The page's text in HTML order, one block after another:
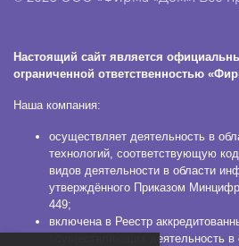
Настоящий сайт является
ограниченной ответственностью
Наша компания:
осуществляет деятельность в
технологий, соответствующую
видов деятельности в области
утверждённого Приказом
449;
включена в Реестр
осуществляющих деятельность